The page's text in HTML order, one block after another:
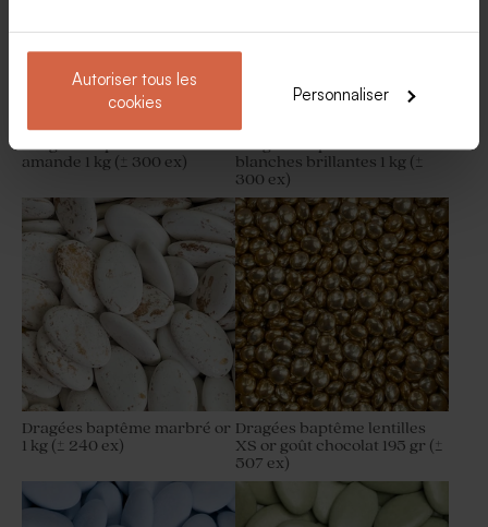
Autoriser tous les
cookies
Personnaliser
Dragées baptême marbré or
amande 1 kg (± 300 ex)
Dragées baptême amande –
blanches brillantes 1 kg (±
300 ex)
Dragées baptême marbré or
1 kg (± 240 ex)
Dragées baptême lentilles
XS or goût chocolat 195 gr (±
507 ex)